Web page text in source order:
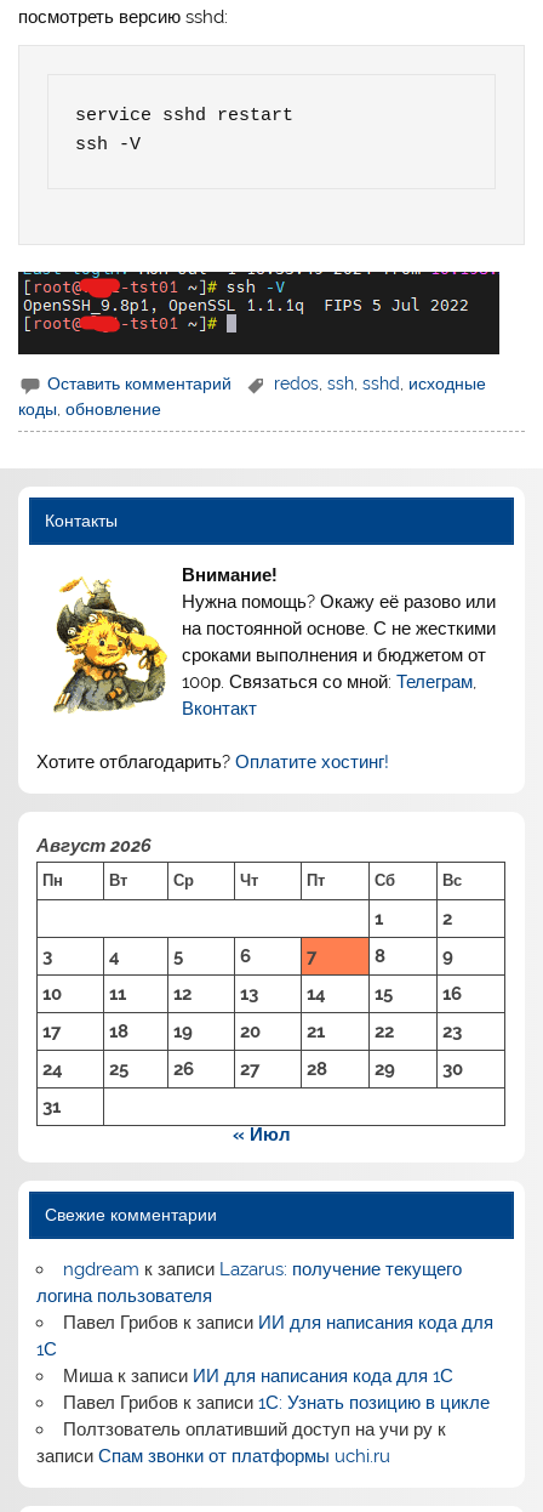
посмотреть версию sshd:
service sshd restart
ssh -V
Оставить комментарий redos ,ssh ,sshd
исходные
коды ,обновление
Контакты
Внимание!
Нужна помощь? Окажу её разово или
на постоянной основе. С не жесткими
сроками выполнения и бюджетом от
100р. Связаться со мной:Телеграм,
Вконтакт
Хотите отблагодарить?Оплатите хостинг!
Август 2026
Пн Вт Ср Чт Пт Сб Вс
1
2
3
4 5 6 7 8
9
10
11 12 13 14 15
16
17
18 19 20 21 22
23
24
25 26 27 28 29
30
31
« Июл
Свежие комментарии
ngdream к записи Lazarus: получение текущего
логина пользователя
Павел Грибовк записи ИИ для написания кода для
1С
Мишак записи ИИ для написания кода для 1С
Павел Грибовк записи 1С: Узнать позицию в цикле
Полтзователь оплативший доступ на учи рук
записиСпам звонки от платформы uchi.ru